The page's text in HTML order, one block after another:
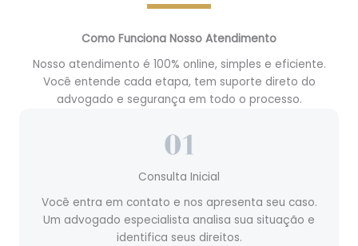
Como Funciona Nosso Atendimento
Nosso atendimento é 100% online, simples e eficiente.
Você entende cada etapa, tem suporte direto do
advogado e segurança em todo o processo.
Consulta Inicial
Você entra em contato e nos apresenta seu caso.
Um advogado especialista analisa sua situação e
identifica seus direitos.